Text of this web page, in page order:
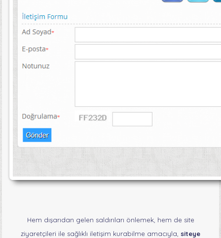
Hem dışarıdan gelen saldırıları önlemek, hem de site
ziyaretçileri ile sağlıklı iletişim kurabilme amacıyla, siteye